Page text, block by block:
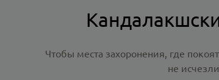
Чтобы места захоронения, где
не